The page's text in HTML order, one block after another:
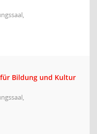
Bildung und Kultur